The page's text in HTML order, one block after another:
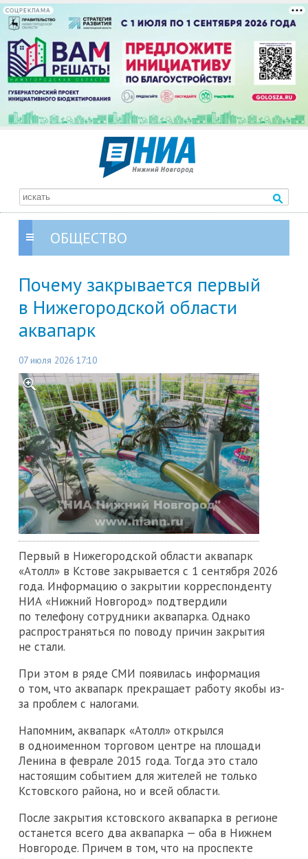
СОЦРЕКЛАМА
ОБЩЕСТВО
Почему закрывается первый
в Нижегородской области
аквапарк
07 июля 2026 17:10
Первый в Нижегородской области аквапарк
«Атолл» в Кстове закрывается с 1 сентября 2026
года. Информацию о закрытии корреспонденту
НИА «Нижний Новгород» подтвердили
по телефону сотрудники аквапарка. Однако
распространяться по поводу причин закрытия
не стали.
При этом в ряде СМИ появилась информация
о том, что аквапарк прекращает работу якобы из-
за проблем с налогами.
Напомним, аквапарк «Атолл» открылся
в одноименном торговом центре на площади
Ленина в феврале 2015 года. Тогда это стало
настоящим событием для жителей не только
Кстовского района, но и всей области.
После закрытия кстовского аквапарка в регионе
останется всего два аквапарка — оба в Нижнем
Новгороде. Причем в том, что на проспекте